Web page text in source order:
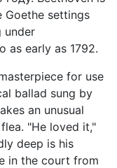
Goethe settings
under
as early as 1792.
for use
ballad sung by
an unusual
"He loved it,"
deep is his
in the court from